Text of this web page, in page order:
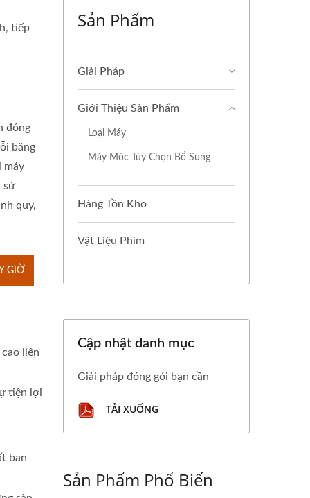
tiếp
đóng
băng
máy
sử
quy,
GIỜ
liên
tiện lợi
ban
Sản Phẩm
Giải Pháp
Giới Thiệu Sản Phẩm
Loại Máy
Máy Móc Tùy Chọn Bổ Sung
Hàng Tồn Kho
Vật Liệu Phim
Cập nhật danh mục
Giải pháp đóng gói bạn cần
TẢI XUỐNG
Sản Phẩm Phổ Biến